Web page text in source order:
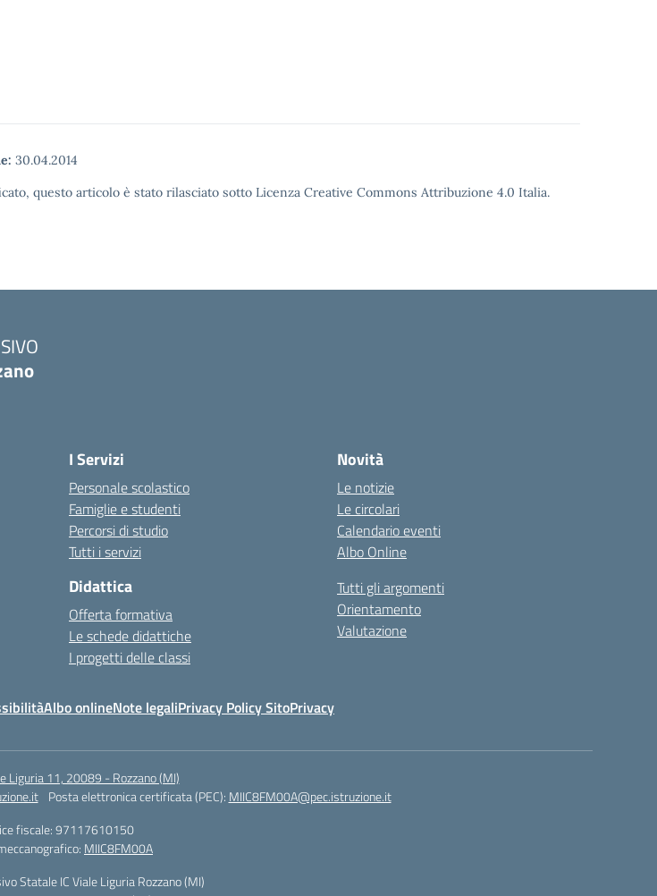
30.04.2014
questo articolo è stato rilasciato sotto Licenza Creative Commons Attribuzione 4.0 Italia.
I Servizi
Personale scolastico
Famiglie e studenti
Percorsi di studio
Tutti i servizi
Didattica
Offerta formativa
Le schede didattiche
I progetti delle classi
Novità
Le notizie
Le circolari
Calendario eventi
Albo Online
Tutti gli argomenti
Orientamento
Valutazione
Albo onlineNote legaliPrivacy Policy SitoPrivacy
Liguria 11, 20089 - Rozzano (MI)
Posta elettronica certificata (PEC): MIIC8FM00A@pec.istruzione.it
fiscale: 97117610150
MIIC8FM00A
Statale IC Viale Liguria Rozzano (MI)